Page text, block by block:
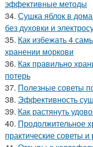
эффективные методы
34. Сушка яблок в
без духовки и
35. Как избежать 4
хранении моркови
36. Как правильно
потерь
37. Полезные советы
38. Эффективность
39. Как растянуть
40. Продолжительное
практические советы